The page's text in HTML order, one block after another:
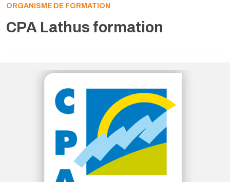
ORGANISME DE FORMATION
CPA Lathus formation